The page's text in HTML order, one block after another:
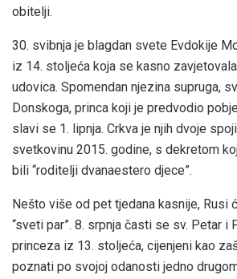
obitelji.
30. svibnja je blagdan svete Evdokije
iz 14. stoljeća koja se kasno
udovica. Spomendan njezina supruga,
Donskoga, princa koji je predvodio
slavi se 1. lipnja. Crkva je njih dvoje
svetkovinu 2015. godine, s dekretom
bili “roditelji dvanaestero djece”.
Nešto više od pet tjedana kasnije, Rusi
“sveti par”. 8. srpnja časti se sv. Petar i
princeza iz 13. stoljeća, cijenjeni kao
poznati po svojoj odanosti jedno